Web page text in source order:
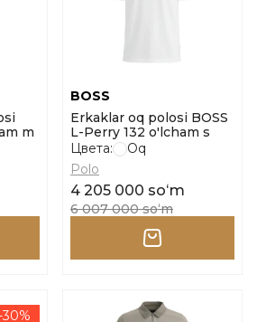
m
BOSS
Erkaklar oq polosi BOSS
L-Perry 132 o'lcham s
Цвета:
Oq
Polo
4 205 000 soʻm
6 007 000 soʻm
30%